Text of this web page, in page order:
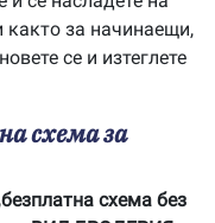
както за начинаещи,
се и изтеглете
схема за
схема без